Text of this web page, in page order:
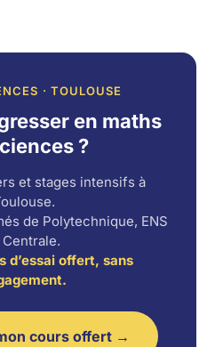
· TOULOUSE
en maths
?
et stages intensifs à
de Polytechnique, ENS
d’essai offert, sans
cours offert →